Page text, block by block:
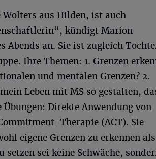
Wolters aus Hilden, ist auch
kündigt Marion
Abends an. Sie ist zugleich
Ihre Themen: 1. Grenzen
und mentalen Grenzen? 2.
Leben mit MS so gestalten,
Übungen: Direkte Anwendung von
Therapie (ACT). Sie
eigene Grenzen zu erkennen als
setzen sei keine Schwäche,